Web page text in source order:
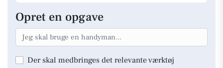
Opret en opgave
Der skal medbringes det relevante værktøj